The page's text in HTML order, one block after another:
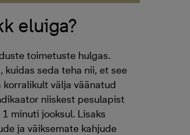
eluiga?
toimetuste hulgas.
kuidas seda teha nii, et see
korralikult välja väänatud
niiskest pesulapist
minuti jooksul. Lisaks
ja väiksemate kahjude